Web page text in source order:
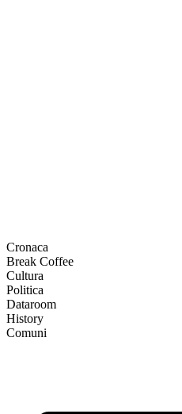
Cronaca
Break Coffee
Cultura
Politica
Dataroom
History
Comuni